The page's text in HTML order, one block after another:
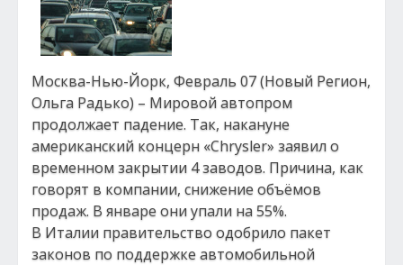
Москва-Нью-Йорк, Февраль 07 (Новый Регион,
Ольга Радько) – Мировой автопром
продолжает падение. Так, накануне
американский концерн «Chrysler» заявил о
временном закрытии 4 заводов. Причина, как
говорят в компании, снижение объёмов
продаж. В январе они упали на 55%.
В Италии правительство одобрило пакет
законов по поддержке автомобильной